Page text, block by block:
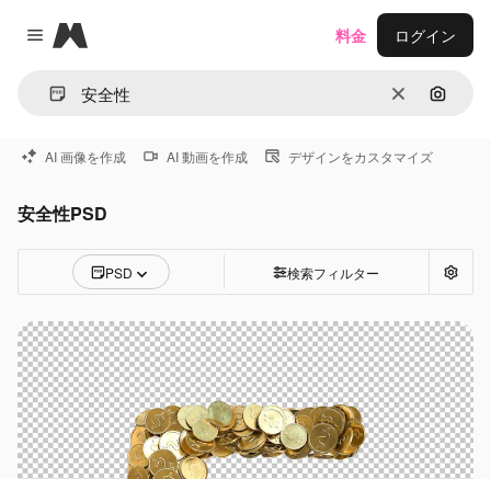
Close menu
Magnific
消去 画像で
料金 ログイン
AI 画像を作成 AI 動画を作成 デザインをカスタマイズ
安全性PSD
PSD 検索フィルター